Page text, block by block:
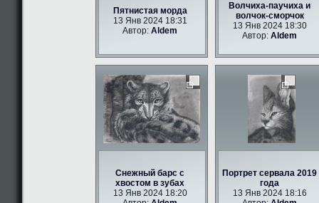
Пятнистая морда
13 Янв 2024 18:31
Автор:Aldem
Волчиха-паучиха и
волчок-сморчок
13 Янв 2024 18:30
Автор:Aldem
Снежный барс с
хвостом в зубах
13 Янв 2024 18:20
Портрет сервала 2019
года
13 Янв 2024 18:16